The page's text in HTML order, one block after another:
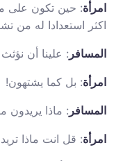
امرأة: حين تكون على
اكثر استعدادا له من
المسافر : علينا أن
امرأة: بل كما يشتهون!
المسافر : ماذا يريدون
امرأة: قل انت ماذا